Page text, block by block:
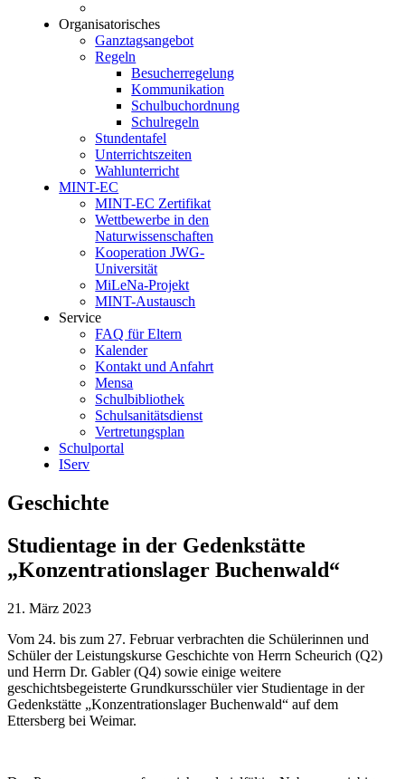
Organisatorisches
Ganztagsangebot
Regeln
Besucherregelung
Kommunikation
Schulbuchordnung
Schulregeln
Stundentafel
Unterrichtszeiten
Wahlunterricht
MINT-EC
MINT-EC Zertifikat
Wettbewerbe in den
Naturwissenschaften
Kooperation JWG-
Universität
MiLeNa-Projekt
MINT-Austausch
Service
FAQ für Eltern
Kalender
Kontakt und Anfahrt
Mensa
Schulbibliothek
Schulsanitätsdienst
Vertretungsplan
Schulportal
IServ
Geschichte
Studientage in der Gedenkstätte
„Konzentrationslager Buchenwald“
21. März 2023
Vom 24. bis zum 27. Februar verbrachten die Schülerinnen und
Schüler der Leistungskurse Geschichte von Herrn Scheurich (Q2)
und Herrn Dr. Gabler (Q4) sowie einige weitere
geschichtsbegeisterte Grundkursschüler vier Studientage in der
Gedenkstätte „Konzentrationslager Buchenwald“ auf dem
Ettersberg bei Weimar.